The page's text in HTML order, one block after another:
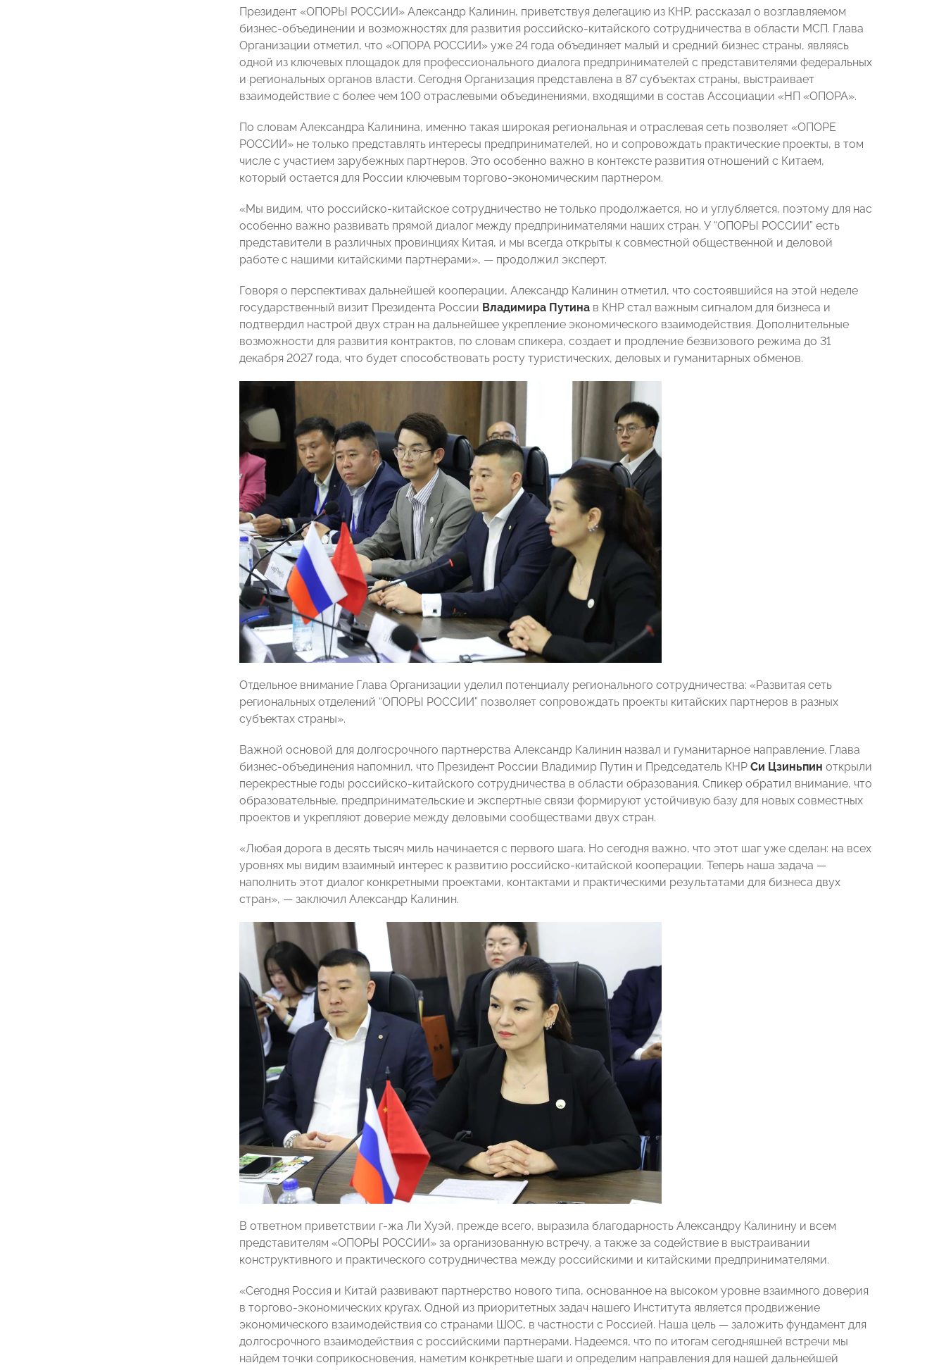
Президент «ОПОРЫ РОССИИ» Александр Калинин, приветствуя делегацию из КНР, рассказал о возглавляемом
бизнес-объединении и возможностях для развития российско-китайского сотрудничества в области МСП. Глава
Организации отметил, что «ОПОРА РОССИИ» уже 24 года объединяет малый и средний бизнес страны, являясь
одной из ключевых площадок для профессионального диалога предпринимателей с представителями федеральных
и региональных органов власти. Сегодня Организация представлена в 87 субъектах страны, выстраивает
взаимодействие с более чем 100 отраслевыми объединениями, входящими в состав Ассоциации «НП «ОПОРА».
По словам Александра Калинина, именно такая широкая региональная и отраслевая сеть позволяет «ОПОРЕ
РОССИИ» не только представлять интересы предпринимателей, но и сопровождать практические проекты, в том
числе с участием зарубежных партнеров. Это особенно важно в контексте развития отношений с Китаем,
который остается для России ключевым торгово-экономическим партнером.
«Мы видим, что российско-китайское сотрудничество не только продолжается, но и углубляется, поэтому для нас
особенно важно развивать прямой диалог между предпринимателями наших стран. У “ОПОРЫ РОССИИ” есть
представители в различных провинциях Китая, и мы всегда открыты к совместной общественной и деловой
работе с нашими китайскими партнерами», — продолжил эксперт.
Говоря о перспективах дальнейшей кооперации, Александр Калинин отметил, что состоявшийся на этой неделе
государственный визит Президента России Владимира Путина в КНР стал важным сигналом для бизнеса и
подтвердил настрой двух стран на дальнейшее укрепление экономического взаимодействия. Дополнительные
возможности для развития контрактов, по словам спикера, создает и продление безвизового режима до 31
декабря 2027 года, что будет способствовать росту туристических, деловых и гуманитарных обменов.
Отдельное внимание Глава Организации уделил потенциалу регионального сотрудничества: «Развитая сеть
региональных отделений “ОПОРЫ РОССИИ” позволяет сопровождать проекты китайских партнеров в разных
субъектах страны».
Важной основой для долгосрочного партнерства Александр Калинин назвал и гуманитарное направление. Глава
бизнес-объединения напомнил, что Президент России Владимир Путин и Председатель КНР Си Цзиньпин открыли
перекрестные годы российско-китайского сотрудничества в области образования. Спикер обратил внимание, что
образовательные, предпринимательские и экспертные связи формируют устойчивую базу для новых совместных
проектов и укрепляют доверие между деловыми сообществами двух стран.
«Любая дорога в десять тысяч миль начинается с первого шага. Но сегодня важно, что этот шаг уже сделан: на всех
уровнях мы видим взаимный интерес к развитию российско-китайской кооперации. Теперь наша задача —
наполнить этот диалог конкретными проектами, контактами и практическими результатами для бизнеса двух
стран», — заключил Александр Калинин.
В ответном приветствии г-жа Ли Хуэй, прежде всего, выразила благодарность Александру Калинину и всем
представителям «ОПОРЫ РОССИИ» за организованную встречу, а также за содействие в выстраивании
конструктивного и практического сотрудничества между российскими и китайскими предпринимателями.
«Сегодня Россия и Китай развивают партнерство нового типа, основанное на высоком уровне взаимного доверия
в торгово-экономических кругах. Одной из приоритетных задач нашего Института является продвижение
экономического взаимодействия со странами ШОС, в частности с Россией. Наша цель — заложить фундамент для
долгосрочного взаимодействия с российскими партнерами. Надеемся, что по итогам сегодняшней встречи мы
найдем точки соприкосновения, наметим конкретные шаги и определим направления для нашей дальнейшей